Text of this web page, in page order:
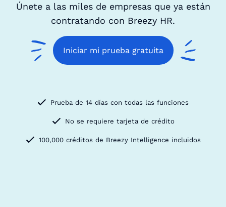
Únete a las miles de empresas que ya están
contratando con Breezy HR.
Iniciar mi prueba gratuita
Prueba de 14 días con todas las funciones
No se requiere tarjeta de crédito
100,000 créditos de Breezy Intelligence incluidos